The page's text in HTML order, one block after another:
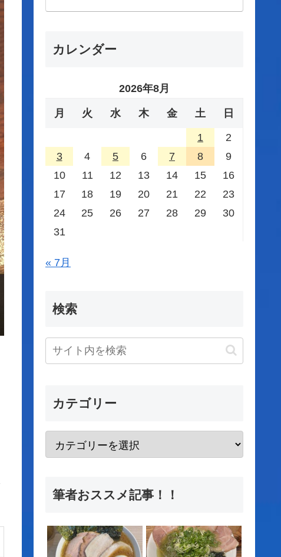
カレンダー
2026年8月
月 火 水 木 金 土 日
1
2
3
4 5 6 7 8
9
10
11 12 13 14 15
16
17
18 19 20 21 22
23
24
25 26 27 28 29
30
31
« 7月
検索
カテゴリー
筆者おススメ記事！！